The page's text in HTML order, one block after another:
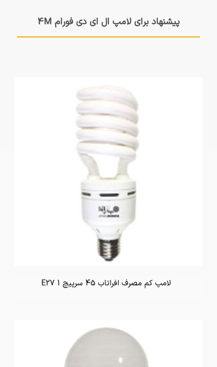
پیشنهاد برای لامپ ال ای دی فورام 4M
لامپ کم مصرف افراتاب 45 سرپیچ E27 1